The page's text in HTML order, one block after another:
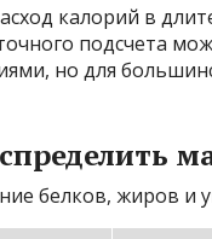
калорий в
подсчета
но для
белков, жиров и